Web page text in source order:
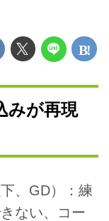
みが再現
、GD）：練
ない、コー